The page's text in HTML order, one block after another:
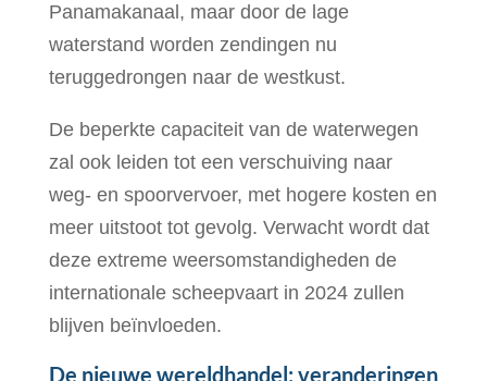
Panamakanaal, maar door de lage
waterstand worden zendingen nu
teruggedrongen naar de westkust.
De beperkte capaciteit van de waterwegen
zal ook leiden tot een verschuiving naar
weg- en spoorvervoer, met hogere kosten en
meer uitstoot tot gevolg. Verwacht wordt dat
deze extreme weersomstandigheden de
internationale scheepvaart in 2024 zullen
blijven beïnvloeden.
De nieuwe wereldhandel: veranderingen